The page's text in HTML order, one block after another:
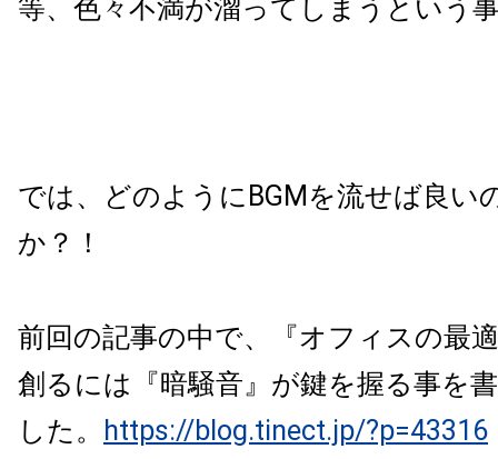
等、色々不満が溜ってしまうという
では、どのようにBGMを流せば良い
か？！
前回の記事の中で、『オフィスの最
創るには『暗騒音』が鍵を握る事を
した。
https://blog.tinect.jp/?p=43316